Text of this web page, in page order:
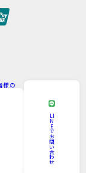
様の
LI
N
E
で
お
問
い
合
わ
せ